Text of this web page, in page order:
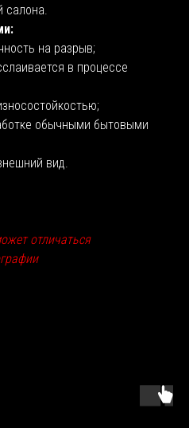
салона.
на разрыв;
в процессе
обычными бытовыми
вид.
отличаться